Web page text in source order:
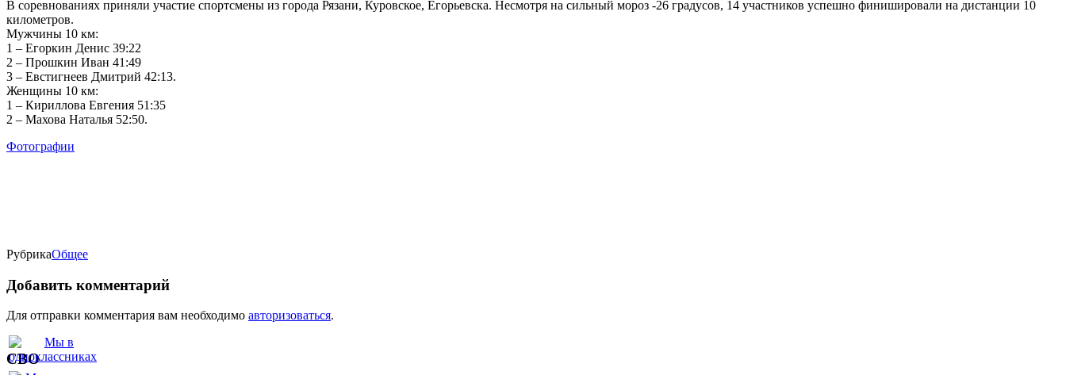
В соревнованиях приняли участие спортсмены из города Рязани, Куровское, Егорьевска. Несмотря на сильный мороз -26 градусов, 14 участников успешно финишировали на дистанции 10
километров.
Мужчины 10 км:
1 – Егоркин Денис 39:22
2 – Прошкин Иван 41:49
3 – Евстигнеев Дмитрий 42:13.
Женщины 10 км:
1 – Кириллова Евгения 51:35
2 – Махова Наталья 52:50.
Фотографии
РубрикаOбщее
Добавить комментарий
Для отправки комментария вам необходимо авторизоваться.
СВО